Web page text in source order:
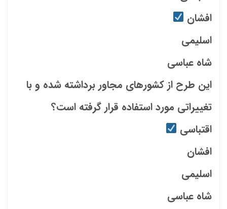
افشان
اسلیمی
شاه عباسی
این طرح از کشورهای مجاور برداشته شده و با
تغییراتی مورد استفاده قرار گرفته است؟
اقتباسی
افشان
اسلیمی
شاه عباسی